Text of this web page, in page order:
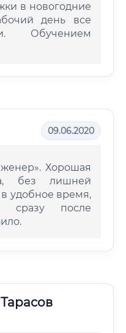
в новогодние
день все
Обучением
09.06.2020
Хорошая
без лишней
удобное время,
сразу после